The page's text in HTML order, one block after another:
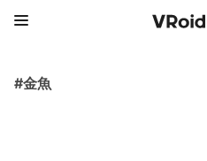
#金魚